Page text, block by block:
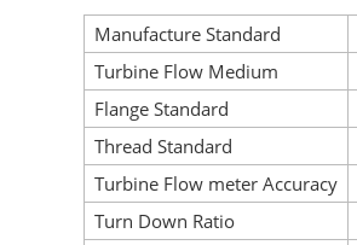
Manufacture Standard
Turbine Flow Medium
Flange Standard
Thread Standard
Turbine Flow meter Accuracy
Turn Down Ratio